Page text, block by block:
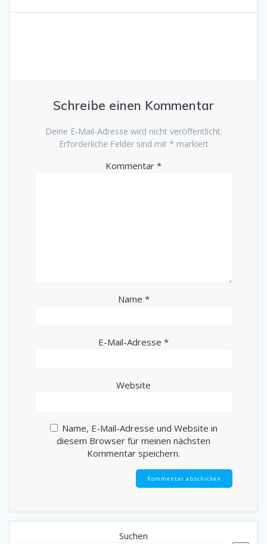
Schreibe einen Kommentar
Deine E-Mail-Adresse wird nicht veröffentlicht.
Erforderliche Felder sind mit * markiert
Kommentar *
Name *
E-Mail-Adresse *
Website
Name, E-Mail-Adresse und Website in
diesem Browser für meinen nächsten
Kommentar speichern.
Suchen